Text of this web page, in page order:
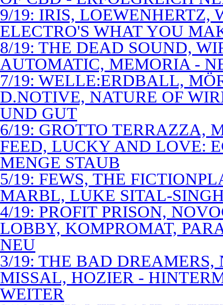
9/19: IRIS, LOEWENHERTZ,
ELECTRO'S WHAT YOU
8/19: THE DEAD SOUND,
AUTOMATIC, MEMORIA -
7/19: WELLE:ERDBALL,
D.NOTIVE, NATURE OF
UND GUT
6/19: GROTTO TERRAZZA,
FEED, LUCKY AND LOVE:
MENGE STAUB
5/19: FEWS, THE
MARBL, LUKE SITAL-
4/19: PROFIT PRISON,
LOBBY, KOMPROMAT,
NEU
3/19: THE BAD
MISSAL, HOZIER -
WEITER